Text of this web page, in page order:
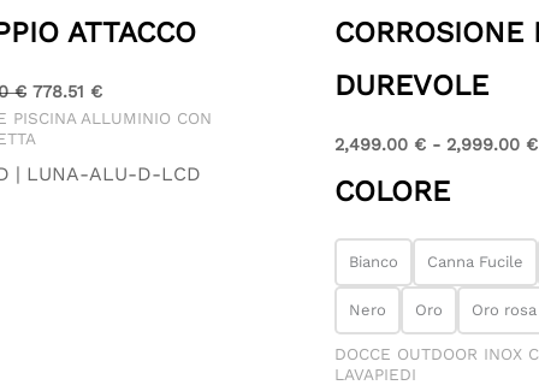
ATTACCO
€ 778.51 €
PISCINA ALLUMINIO CON
| LUNA-ALU-D-LCD
CORROSIONE
DUREVOLE
2,499.00 € - 2,999.00 €
COLORE
Bianco Canna Fucile
Nero Oro Oro rosa
DOCCE OUTDOOR INOX
LAVAPIEDI